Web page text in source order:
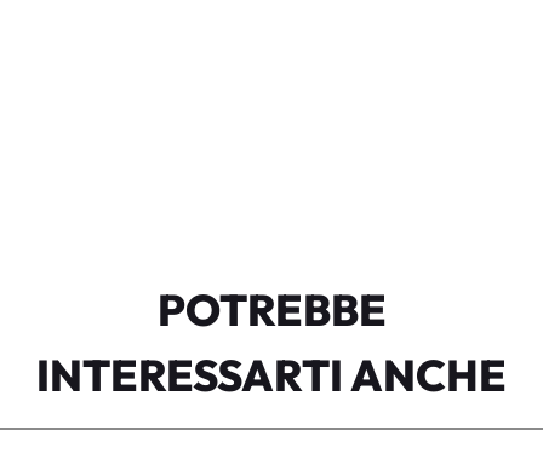
POTREBBE
INTERESSARTI ANCHE